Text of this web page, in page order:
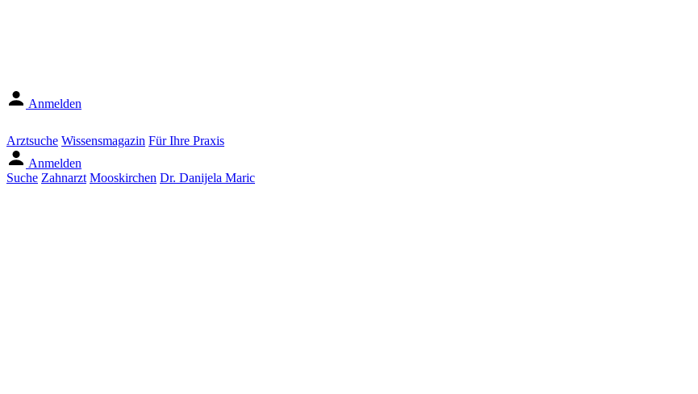
Anmelden
Arztsuche Wissensmagazin Für Ihre Praxis
Anmelden
Suche Zahnarzt Mooskirchen Dr. Danijela Maric